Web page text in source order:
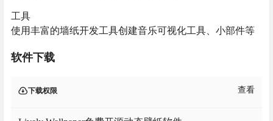
工具
使用丰富的墙纸开发工具创建音乐可视化工具、小部件等
软件下载
下载权限 查看